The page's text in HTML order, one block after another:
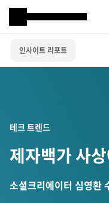
Samsung SDS
인사이트 리포트
IT서비스
디지털 혁신
테크 트렌드
제자백가 사
소셜크리에이터 심영환